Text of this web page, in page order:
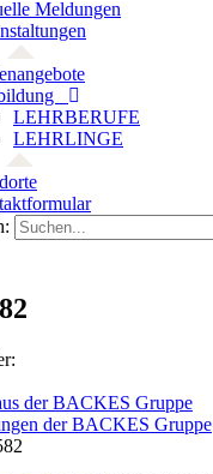
Meldungen
LEHRBERUFE
LEHRLINGE
der BACKES Gruppe
der BACKES Gruppe